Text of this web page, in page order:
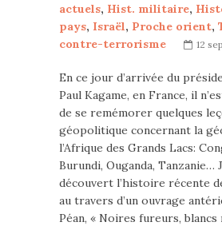
actuels, Hist. militaire,
pays, Israël, Proche orient,
contre-terrorisme
12
En ce jour d’arrivée du
Paul Kagame, en France, il
de se remémorer quelques
géopolitique concernant la
l’Afrique des Grands Lacs:
Burundi, Ouganda, Tanzanie…
découvert l’histoire récente
au travers d’un ouvrage
Péan, « Noires fureurs, blancs